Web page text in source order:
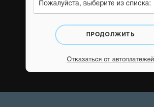
Пожалуйста, выберите из списка:
ПРОДОЛЖИТЬ
Отказаться от автоплатежей